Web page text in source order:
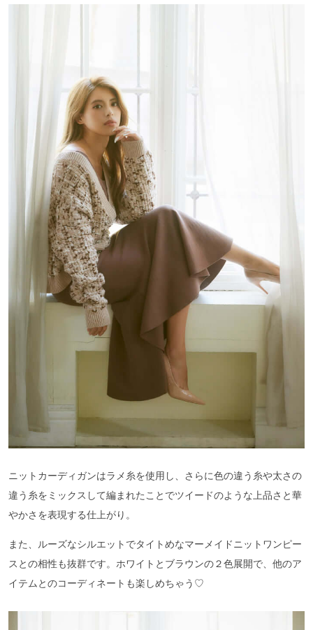
ニットカーディガンはラメ糸を使用し、さらに色の違う糸や太さの
違う糸をミックスして編まれたことでツイードのような上品さと華
やかさを表現する仕上がり。
また、ルーズなシルエットでタイトめなマーメイドニットワンピー
スとの相性も抜群です。ホワイトとブラウンの２色展開で、他のア
イテムとのコーディネートも楽しめちゃう♡